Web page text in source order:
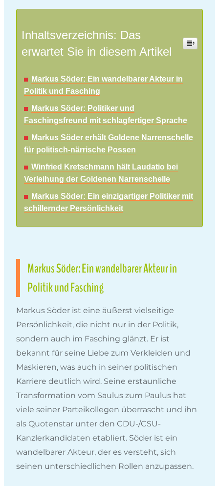
Inhaltsverzeichnis: Das
erwartet Sie in diesem Artikel
Markus Söder: Ein wandelbarer Akteur in
Politik und Fasching
Markus Söder: Politiker und
Faschingsfreund mit schlagfertiger Sprache
Markus Söder erhält Goldene Narrenschelle
für politisch-närrische Possen
Winfried Kretschmann hält Laudatio bei
Verleihung der Goldenen Narrenschelle
Markus Söder: Ein einzigartiger Politiker mit
schillernder Persönlichkeit
Markus Söder: Ein wandelbarer Akteur in
Politik und Fasching
Markus Söder ist eine äußerst vielseitige
Persönlichkeit, die nicht nur in der Politik,
sondern auch im Fasching glänzt. Er ist
bekannt für seine Liebe zum Verkleiden und
Maskieren, was auch in seiner politischen
Karriere deutlich wird. Seine erstaunliche
Transformation vom Saulus zum Paulus hat
viele seiner Parteikollegen überrascht und ihn
als Quotenstar unter den CDU-/CSU-
Kanzlerkandidaten etabliert. Söder ist ein
wandelbarer Akteur, der es versteht, sich
seinen unterschiedlichen Rollen anzupassen.